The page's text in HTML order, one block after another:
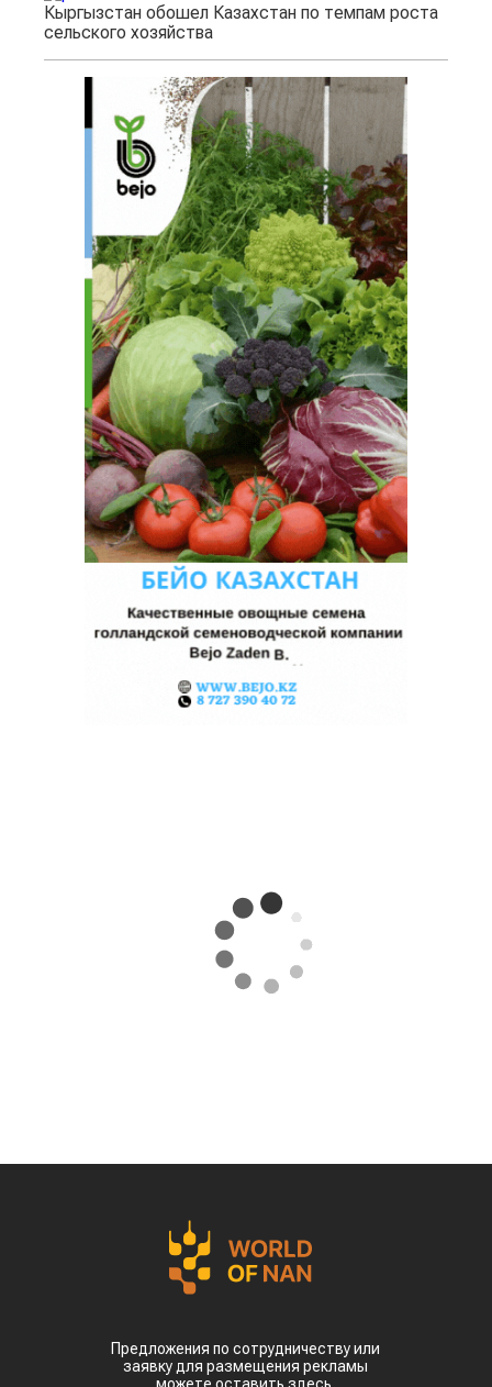
Кыргызстан обошел Казахстан по темпам роста
сельского хозяйства
Предложения по сотрудничеству или
заявку для размещения рекламы